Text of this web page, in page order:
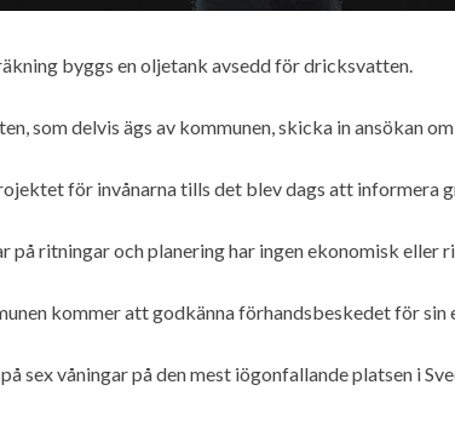
byggs en oljetank avsedd för dricksvatten.
som delvis ägs av kommunen, skicka in ansökan
för invånarna tills det blev dags att informera
på ritningar och planering har ingen ekonomisk eller
kommer att godkänna förhandsbeskedet för sin
sex våningar på den mest iögonfallande platsen i